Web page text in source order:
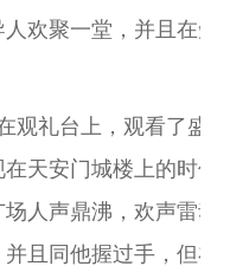
欢聚一堂，并且在短
观礼台上，观看了盛
天安门城楼上的时候
人声鼎沸，欢声雷动
且同他握过手，但在